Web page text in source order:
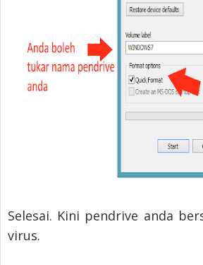
Selesai. Kini pendrive anda
virus.